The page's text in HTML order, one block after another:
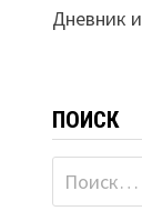
Дневник
ПОИСК
Найти: